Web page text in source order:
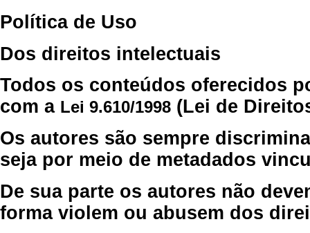
Política de Uso
Dos direitos intelectuais
Todos os conteúdos oferecidos
com a Lei 9.610/1998 (Lei de
Os autores são sempre
seja por meio de metadados
De sua parte os autores não
forma violem ou abusem dos